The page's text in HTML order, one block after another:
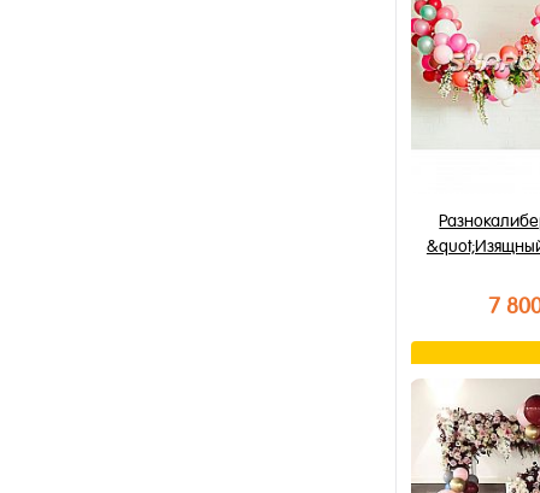
В избранное
В наличии
7
В
Купить в 1
В избранное